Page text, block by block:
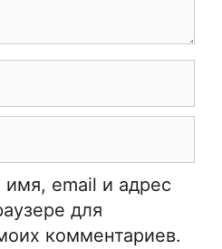
email и адрес
для
комментариев.